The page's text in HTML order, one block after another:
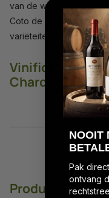
van de wijngaarden en
Coto de Rioja het
variëteiten die het daar
Vinificatie van
Chardonnay
Productdetails
NOOIT
Pak
ontvang